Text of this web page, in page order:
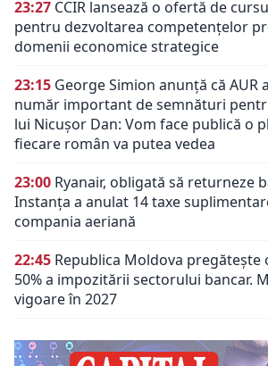
23:27 CCIR lansează o ofertă de
pentru dezvoltarea competențelor
domenii economice strategice
23:15 George Simion anunță că AUR
număr important de semnături
lui Nicușor Dan: Vom face publică o
fiecare român va putea vedea
23:00 Ryanair, obligată să returneze
Instanța a anulat 14 taxe
compania aeriană
22:45 Republica Moldova pregătește
50% a impozitării sectorului bancar.
vigoare în 2027